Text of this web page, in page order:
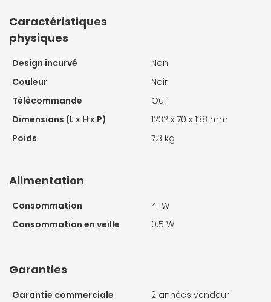
Caractéristiques
physiques
Design incurvé
Non
Couleur
Noir
Télécommande
Oui
Dimensions (L x H x P)
1232 x 70 x 138 mm
Poids
7.3 kg
Alimentation
Consommation
41 W
Consommation en veille
0.5 W
Garanties
Garantie commerciale
2 années vendeur